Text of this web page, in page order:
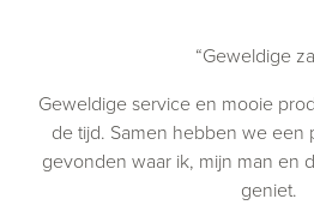
“Geweldige
Geweldige service en mooie
de tijd. Samen hebben we een
gevonden waar ik, mijn man en
geniet.